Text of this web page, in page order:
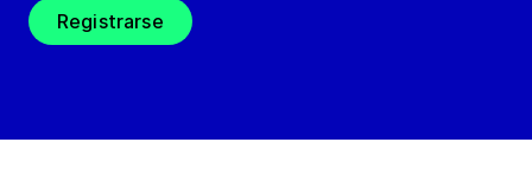
Registrarse